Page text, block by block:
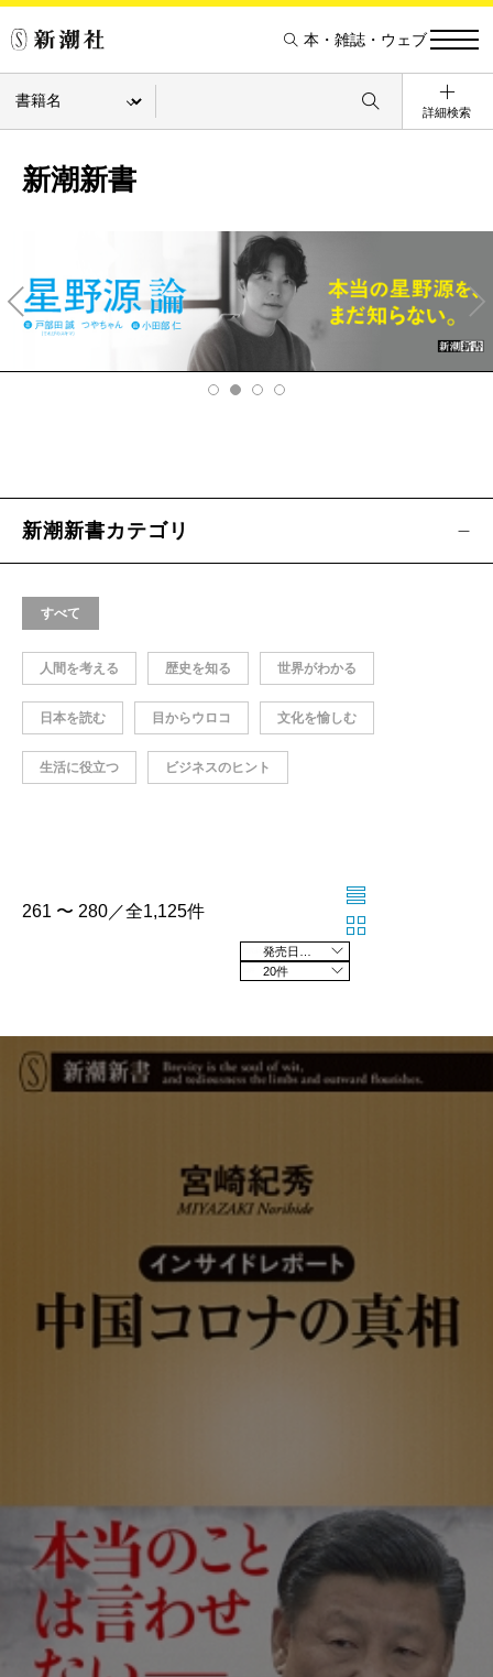
本・雑誌・ウェブ
詳細検索
新潮新書
v
Ne
xt
新潮新書カテゴリ
すべて
人間を考える 歴史を知る 世界がわかる
日本を読む 目からウロコ 文化を愉しむ
生活に役立つ ビジネスのヒント
261 〜 280／全1,125件
20件